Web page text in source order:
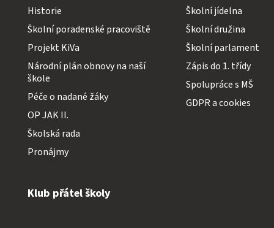
Historie
Školní poradenské pracoviště
Projekt KiVa
Národní plán obnovy na naší
škole
Péče o nadané žáky
OP JAK II.
Školská rada
Pronájmy
Školní jídelna
Školní družina
Školní parlament
Zápis do 1. třídy
Spolupráce s MŠ
GDPR a cookies
Klub přátel školy